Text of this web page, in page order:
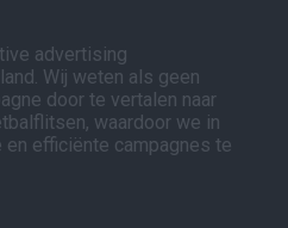
advertising
Wij weten als geen
door te vertalen naar
waardoor we in
efficiënte campagnes te